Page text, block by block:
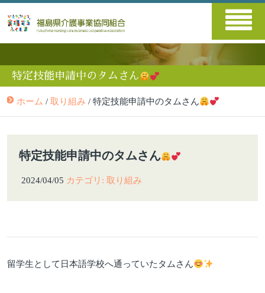
特定技能申請中のタムさん
ホーム / 取り組み / 特定技能申請中のタムさん
特定技能申請中のタムさん
2024/04/05 カテゴリ: 取り組み
留学生として日本語学校へ通っていたタムさん